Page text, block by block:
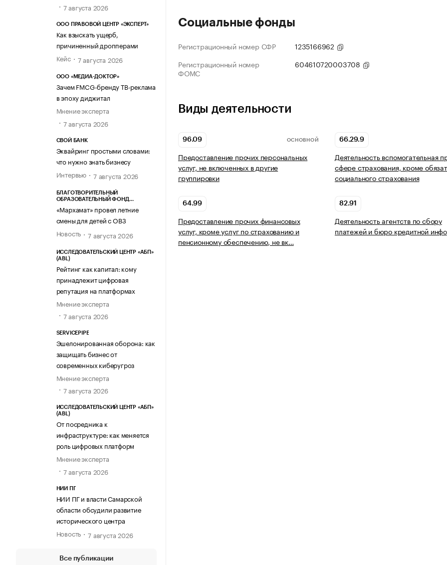
7 августа 2026
ООО ПРАВОВОЙ ЦЕНТР «ЭКСПЕРТ»
Как взыскать ущерб,
причиненный дропперами
Кейс
7 августа 2026
ООО «МЕДИА-ДОКТОР»
Зачем FMCG-бренду ТВ-реклама
в эпоху диджитал
Мнение эксперта
7 августа 2026
СВОЙ БАНК
Эквайринг простыми словами:
что нужно знать бизнесу
Интервью
7 августа 2026
БЛАГОТВОРИТЕЛЬНЫЙ
ОБРАЗОВАТЕЛЬНЫЙ ФОНД
«Мархамат» провел летние
смены для детей с ОВЗ
Новость
7 августа 2026
ИССЛЕДОВАТЕЛЬСКИЙ ЦЕНТР «АБП»
(ABL)
Рейтинг как капитал: кому
принадлежит цифровая
репутация на платформах
Мнение эксперта
7 августа 2026
SERVICEPIPE
Эшелонированная оборона: как
защищать бизнес от
современных киберугроз
Мнение эксперта
7 августа 2026
ИССЛЕДОВАТЕЛЬСКИЙ ЦЕНТР «АБП»
(ABL)
От посредника к
инфраструктуре: как меняется
роль цифровых платформ
Мнение эксперта
7 августа 2026
НИИ ПГ
НИИ ПГ и власти Самарской
области обсудили развитие
исторического центра
Новость
7 августа 2026
Все публикации
Социальные фонды
Регистрационный номер СФР
1235166962
Регистрационный номер
ФОМС
604610720003708
Виды деятельности
96.09 ОСНОВНОЙ
Предоставление прочих персональных
услуг, не включенных в другие
группировки
66.29.9
Деятельность вспомогательная
сфере страхования, кроме
социального страхования
64.99
Предоставление прочих финансовых
услуг, кроме услуг по страхованию и
пенсионному обеспечению, не вк…
82.91
Деятельность агентств по сбору
платежей и бюро кредитной